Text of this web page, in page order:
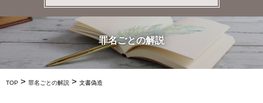
罪名ごとの解説
TOP > 罪名ごとの解説 > 文書偽造